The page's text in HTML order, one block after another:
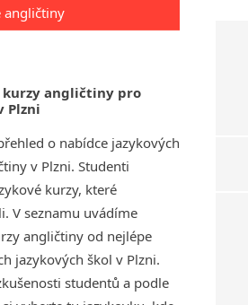
angličtiny
kurzy angličtiny pro
Plzni
o nabídce jazykových
v Plzni. Studenti
kurzy, které
V seznamu uvádíme
angličtiny od nejlépe
jazykových škol v Plzni.
studentů a podle